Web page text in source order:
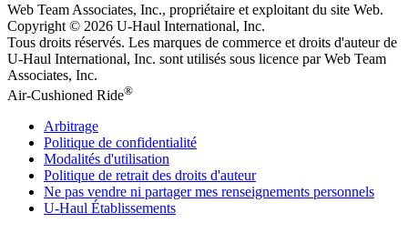
Web Team Associates, Inc., propriétaire et exploitant du site Web.
Copyright © 2026 U-Haul International, Inc.
Tous droits réservés. Les marques de commerce et droits d'auteur de
U-Haul International, Inc. sont utilisés sous licence par Web Team
Associates, Inc.
Air-Cushioned Ride®
Arbitrage
Politique de confidentialité
Modalités d'utilisation
Politique de retrait des droits d'auteur
Ne pas vendre ni partager mes renseignements personnels
U-Haul Établissements